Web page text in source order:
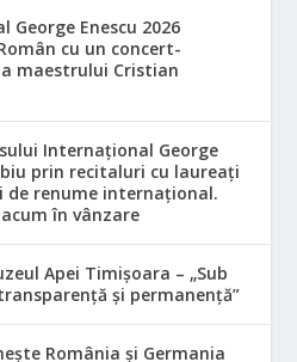
Enescu 2026
cu un concert-
maestrului Cristian
Internațional George
prin recitaluri cu laureați
renume internațional.
în vânzare
Apei Timișoara – „Sub
și permanență”
România și Germania